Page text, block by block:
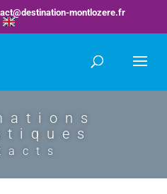
montlozere.fr